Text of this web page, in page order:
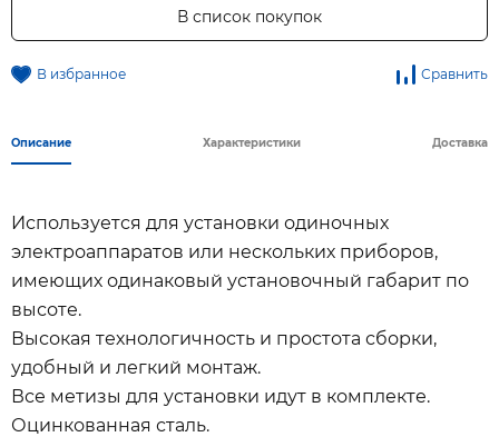
В список покупок
В избранное Сравнить
Описание Характеристики Доставка
Используется для установки одиночных
электроаппаратов или нескольких приборов,
имеющих одинаковый установочный габарит по
высоте.
Высокая технологичность и простота сборки,
удобный и легкий монтаж.
Все метизы для установки идут в комплекте.
Оцинкованная сталь.